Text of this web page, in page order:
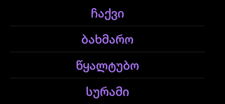
ჩაქვი
ბახმარო
წყალტუბო
სურამი